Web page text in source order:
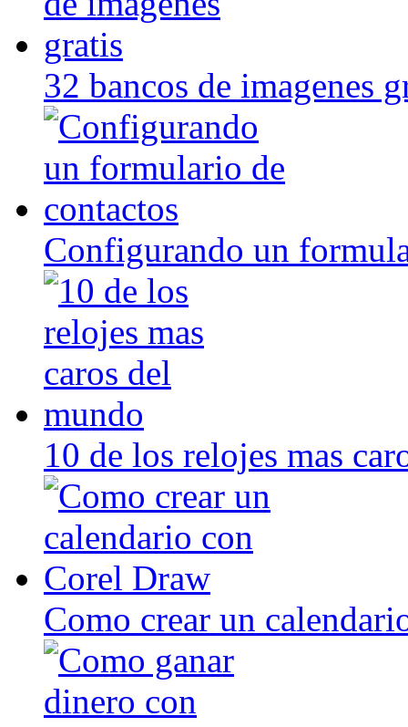
32 bancos de imagenes
Configurando un
10 de los relojes mas
Como crear un